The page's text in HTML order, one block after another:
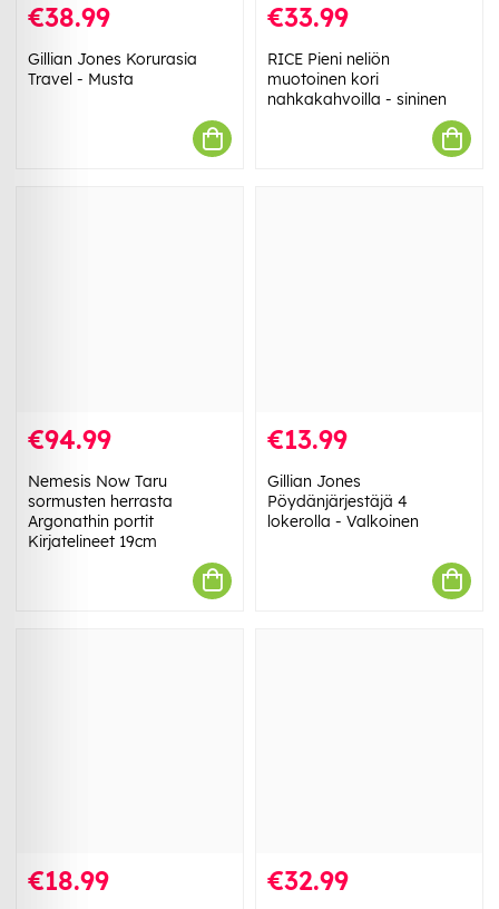
€38.99
Gillian Jones Korurasia
Travel - Musta
€33.99
RICE Pieni neliön
muotoinen kori
nahkakahvoilla - sininen
€94.99
Nemesis Now Taru
sormusten herrasta
Argonathin portit
Kirjatelineet 19cm
€13.99
Gillian Jones
Pöydänjärjestäjä 4
lokerolla - Valkoinen
€18.99 €32.99